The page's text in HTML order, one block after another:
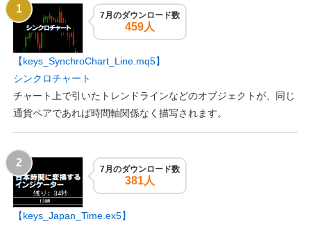
【keys_SynchroChart_Line.mq5】
シンクロチャート
チャート上で引いたトレンドラインなどのオブジェクトが、同じ
通貨ペアであれば時間軸関係なく描写されます。
7月のダウンロード数
459人
【keys_Japan_Time.ex5】
7月のダウンロード数
381人